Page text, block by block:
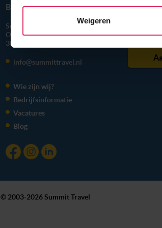
social media te bieden en om ons
met onze partners. We hebben
voorkeuren altijd aanpassen. Klik
toestemming’. Je kunt dan weer per
We werken samen met
Weigeren
BEL ONS 010 279 96 32
Summit Travel B.V.
Oostplein 420
3061 CH
info@summittravel.nl
Wie zijn wij?
Bedrijfsinformatie
Vacatures
Blog
© 2003-2026 Summit Travel